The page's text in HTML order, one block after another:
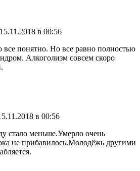
15.11.2018 в 00:56
все понятно. Но все равно полностью
Алкоголизм совсем скоро
в 00:56
стало меньше.Умерло очень
не прибавилось.Молодёжь другими